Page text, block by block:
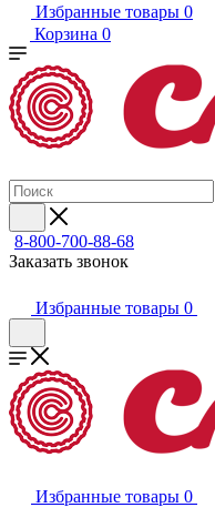
Избранные товары 0
Корзина 0
8-800-700-88-68
Заказать звонок
Избранные товары 0
Избранные товары 0